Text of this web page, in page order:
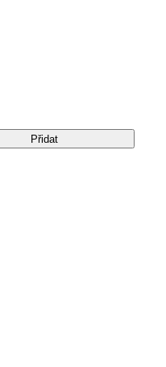
Přidat